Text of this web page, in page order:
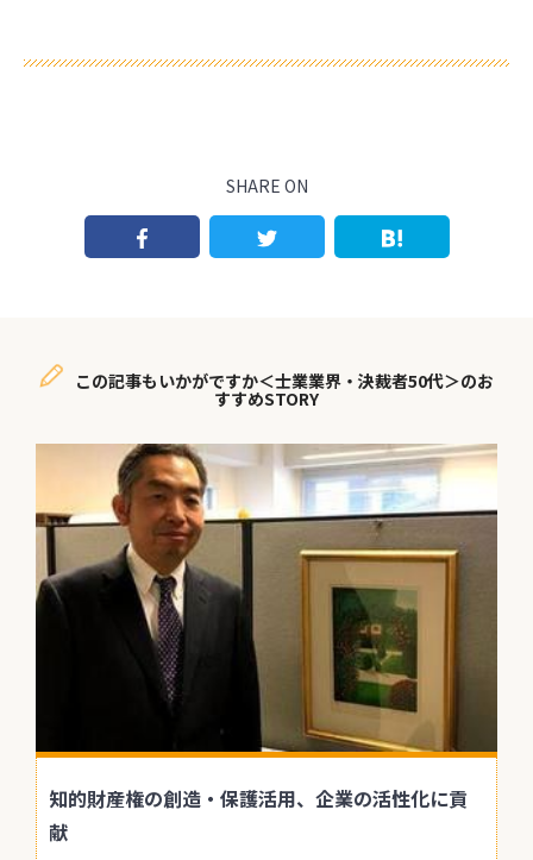
SHARE ON
この記事もいかがですか＜士業業界・決裁者50代＞のお
すすめSTORY
知的財産権の創造・保護活用、企業の活性化に貢
献